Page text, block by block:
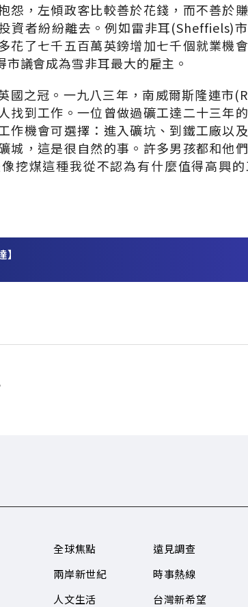
怨，左傾政客比較善於花錢，而不善於
資者紛紛離去。例如雷非耳(Sheffiels)
花了七千五百萬英鎊增加七千個就業機
議會成為雪非耳最大的雇主。
國之冠。一九八三年，南威爾斯隆連市
找到工作。一位曾做過礦工達二十三年
作機會可選擇：進入礦坑、到鐵工廠以
城，這是很自然的事。許多男孩都和他
挖煤這種我從不認為有什麼值得高興
全球焦點
兩岸新世紀
人文生活
遠見調查
時事熱線
台灣新希望